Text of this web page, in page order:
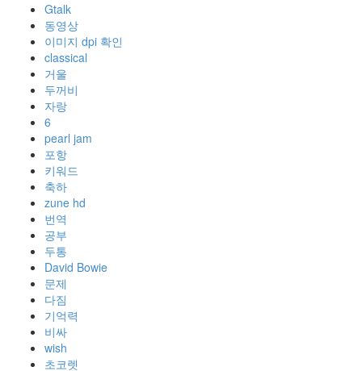
Gtalk
동영상
이미지 dpi 확인
classical
거울
두꺼비
자랑
6
pearl jam
포항
키워드
축하
zune hd
번역
공부
두통
David Bowie
문제
다짐
기억력
비싸
wish
초코렛